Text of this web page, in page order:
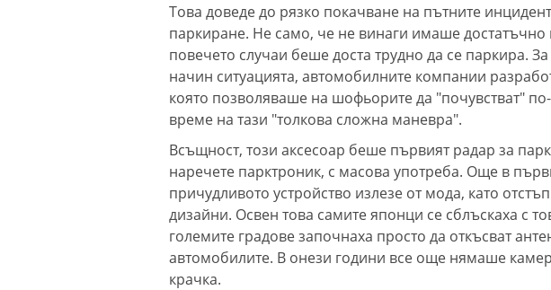
Това доведе до рязко покачване на пътните
паркиране. Не само, че не винаги имаше достатъчно
повечето случаи беше доста трудно да се паркира.
начин ситуацията, автомобилните компании
която позволяваше на шофьорите да "почувстват"
време на тази "толкова сложна маневра".
Всъщност, този аксесоар беше първият радар за
наречете парктроник, с масова употреба. Още в
причудливото устройство излезе от мода, като
дизайни. Освен това самите японци се сблъскаха с
големите градове започнаха просто да откъсват
автомобилите. В онези години все още нямаше
крачка.